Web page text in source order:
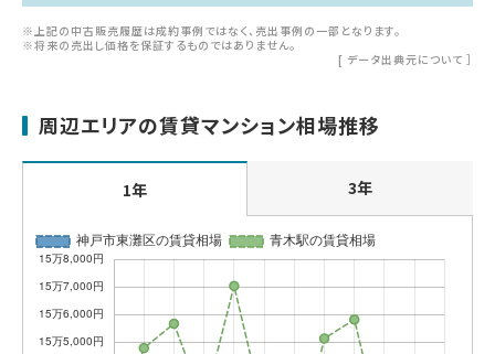
※上記の中古販売履歴は成約事例ではなく、売出事例の一部となります。
※将来の売出し価格を保証するものではありません。
[ データ出典元について ］
周辺エリアの賃貸マンション相場推移
1年 3年